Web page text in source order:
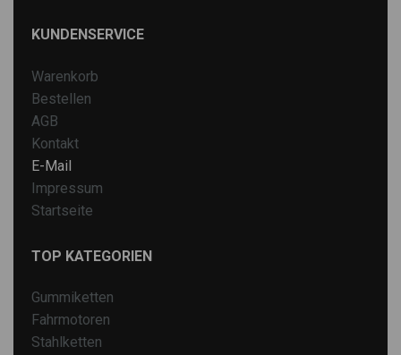
KUNDENSERVICE
Warenkorb
Bestellen
AGB
Kontakt
E-Mail
Impressum
Startseite
TOP KATEGORIEN
Gummiketten
Fahrmotoren
Stahlketten